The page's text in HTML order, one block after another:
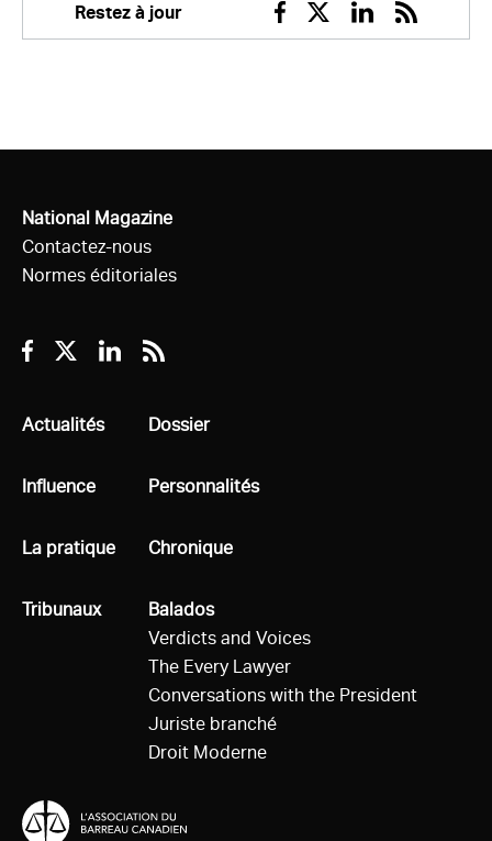
Restez à jour
Facebook
TwitterLinkedin
RSS
National Magazine
Contactez-nous
Normes éditoriales
Facebook
TwitterLinkedin
RSS
Tous
Actualités
Tous
Influence
Tous
La pratique
Tous
Tribunaux
Tous
Dossier
Tous
Personnalités
Tous
Chronique
Tous
Balados
Verdicts and Voices
The Every Lawyer
Conversations with the President
Juriste branché
Droit Moderne